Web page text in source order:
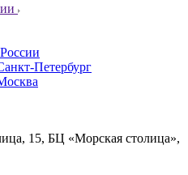
Петербург
15, БЦ «Морская столица»,